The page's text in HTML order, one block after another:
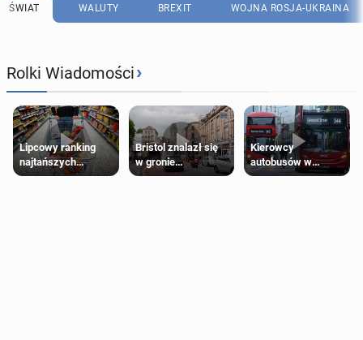
ŚWIAT WALUTY BREXIT WOJNA ROSJA-UKRAINA
Rolki Wiadomości›
Lipcowy ranking
najtańszych
supermarketów
Bristol znalazł się
w gronie
najlepszych
Kierowcy
autobusów w
Londynie